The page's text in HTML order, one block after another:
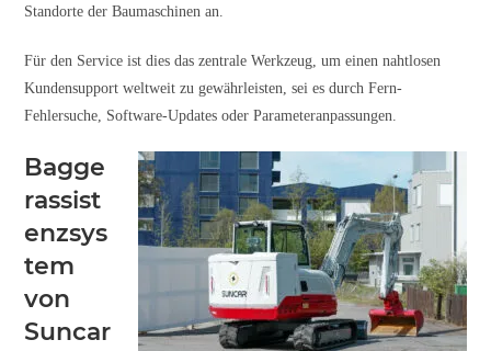
Standorte der Baumaschinen an.
Für den Service ist dies das zentrale Werkzeug, um einen nahtlosen
Kundensupport weltweit zu gewährleisten, sei es durch Fern-
Fehlersuche, Software-Updates oder Parameteranpassungen.
Bagge
rassist
enzsys
tem
von
Suncar